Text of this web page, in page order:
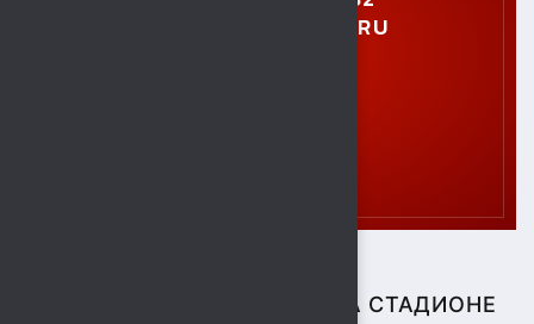
GTO.SOKOL@MAIL.RU
СПОРТИВНЫЕ СОБЫТИЯ НА СТАДИОНЕ